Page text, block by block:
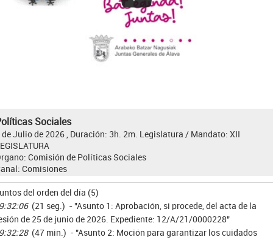
Sociales
de Julio de 2026 , Duración: 3h. 2m. Legislatura / Mandato: XII
Comisión de Políticas Sociales
Comisiones
del orden del día (5)
(21 seg.) - "Asunto 1: Aprobación, si procede, del acta de la
de 25 de junio de 2026. Expediente: 12/A/21/0000228"
(47 min.) - "Asunto 2: Moción para garantizar los cuidados